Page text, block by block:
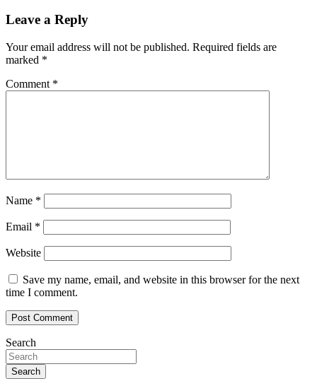
Leave a Reply
Your email address will not be published. Required fields are
marked *
Comment *
Name *
Email *
Website
Save my name, email, and website in this browser for the next
time I comment.
Search
Search